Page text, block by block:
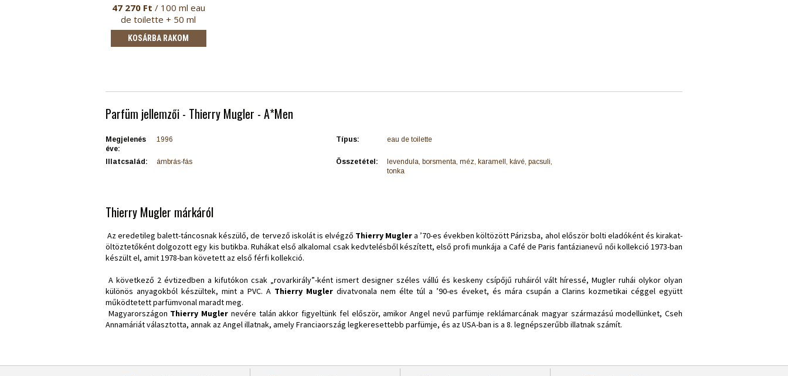
47 270 Ft / 100 ml eau
de toilette + 50 ml
tusfürdő
KOSÁRBA RAKOM
Parfüm jellemzői - Thierry Mugler - A*Men
Megjelenés
éve:
1996 Típus: eau de toilette
Illatcsalád: ámbrás-fás Összetétel:
levendula, borsmenta, méz, karamell, kávé, pacsuli,
tonka
Thierry Mugler márkáról
Az eredetileg balett-táncosnak készülő, de tervező iskolát is elvégző Thierry Muglera ’70-es években költözött Párizsba, ahol először bolti eladóként és kirakat-
öltöztetőként dolgozott egy kis butikba. Ruhákat első alkalomal csak kedvtelésből készített, első profi munkája a Café de Paris fantázianevű női kollekció 1973-ban
készült el, amit 1978-ban követett az első férfi kollekció.
A következő 2 évtizedben a kifutókon csak „rovarkirály”-ként ismert designer széles vállú és keskeny csípőjű ruháiról vált híressé, Mugler ruhái olykor olyan
különös anyagokból készültek, mint a PVC. A Thierry Muglerdivatvonala nem élte túl a ’90-es éveket, és mára csupán a Clarins kozmetikai céggel együtt
működtetett parfümvonal maradt meg.
Magyarországon Thierry Mugler nevére talán akkor figyeltünk fel először, amikor Angel nevű parfümje reklámarcának magyar származású modellünket, Cseh
Annamáriát választotta, annak az Angel illatnak, amely Franciaország legkeresettebb parfümje, és az USA-ban is a 8. legnépszerűbb illatnak számít.